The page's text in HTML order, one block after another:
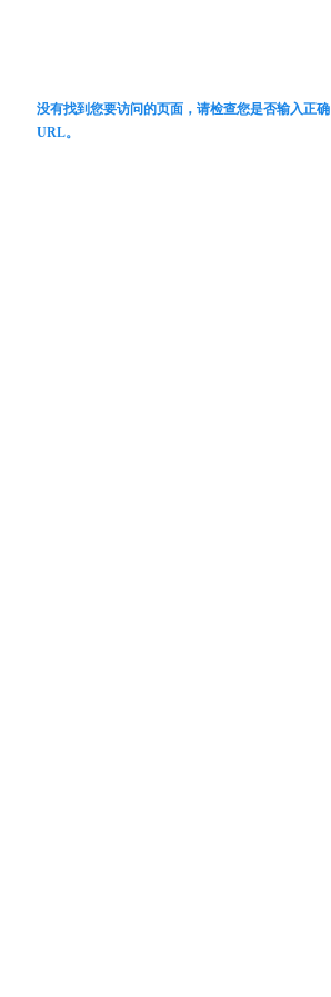
没有找到您要访问的页面，请检查您是否输入正确
URL。